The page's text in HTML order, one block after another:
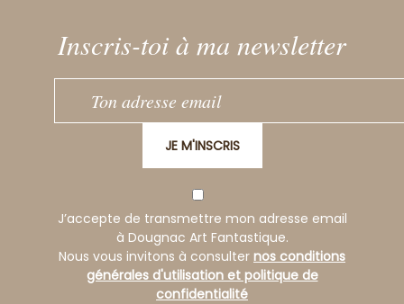
Inscris-toi à ma newsletter
JE M'INSCRIS
J’accepte de transmettre mon adresse email
à Dougnac Art Fantastique.
Nous vous invitons à consulter nos conditions
générales d'utilisation et politique de
confidentialité